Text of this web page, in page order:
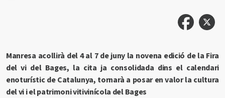
Manresa acollirà del 4 al 7 de juny la novena edició de la Fira
del vi del Bages, la cita ja consolidada dins el calendari
enoturístic de Catalunya, tornarà a posar en valor la cultura
del vi i el patrimoni vitivinícola del Bages